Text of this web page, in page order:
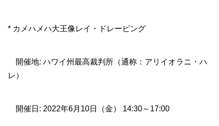
* カメハメハ大王像レイ・ドレーピング
開催地: ハワイ州最高裁判所（通称：アリイオラニ・ハ
レ）
開催日: 2022年6月10日（金） 14:30～17:00